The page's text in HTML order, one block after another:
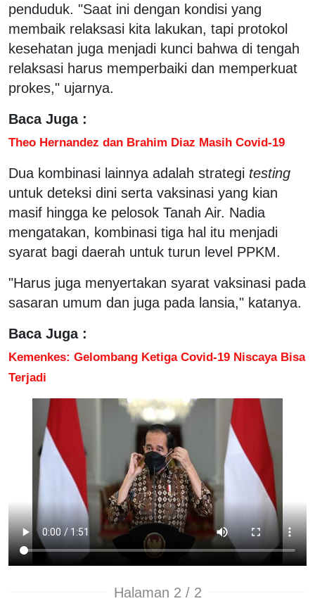
penduduk. "Saat ini dengan kondisi yang
membaik relaksasi kita lakukan, tapi protokol
kesehatan juga menjadi kunci bahwa di tengah
relaksasi harus memperbaiki dan memperkuat
prokes," ujarnya.
Baca Juga :
Theo Hernandez dan Brahim Diaz Masih Covid-19
Dua kombinasi lainnya adalah strategi testing
untuk deteksi dini serta vaksinasi yang kian
masif hingga ke pelosok Tanah Air. Nadia
mengatakan, kombinasi tiga hal itu menjadi
syarat bagi daerah untuk turun level PPKM.
"Harus juga menyertakan syarat vaksinasi pada
sasaran umum dan juga pada lansia," katanya.
Baca Juga :
Kemenkes: Gelombang Ketiga Covid-19 Niscaya Bisa
Terjadi
Halaman 2 / 2